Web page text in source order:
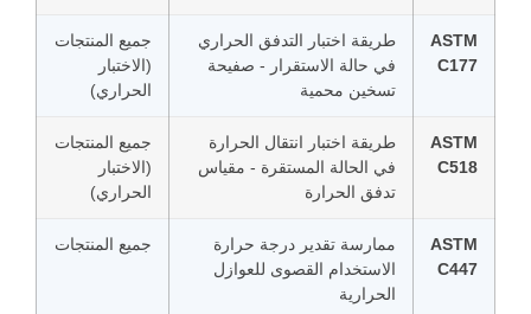
ASTM
C177
طريقة اختبار التدفق الحراري
في حالة الاستقرار - صفيحة
تسخين محمية
جميع المنتجات
(الاختبار
الحراري)
ASTM
C518
طريقة اختبار انتقال الحرارة
في الحالة المستقرة - مقياس
تدفق الحرارة
جميع المنتجات
(الاختبار
الحراري)
ASTM
C447
ممارسة تقدير درجة حرارة
الاستخدام القصوى للعوازل
الحرارية
جميع المنتجات